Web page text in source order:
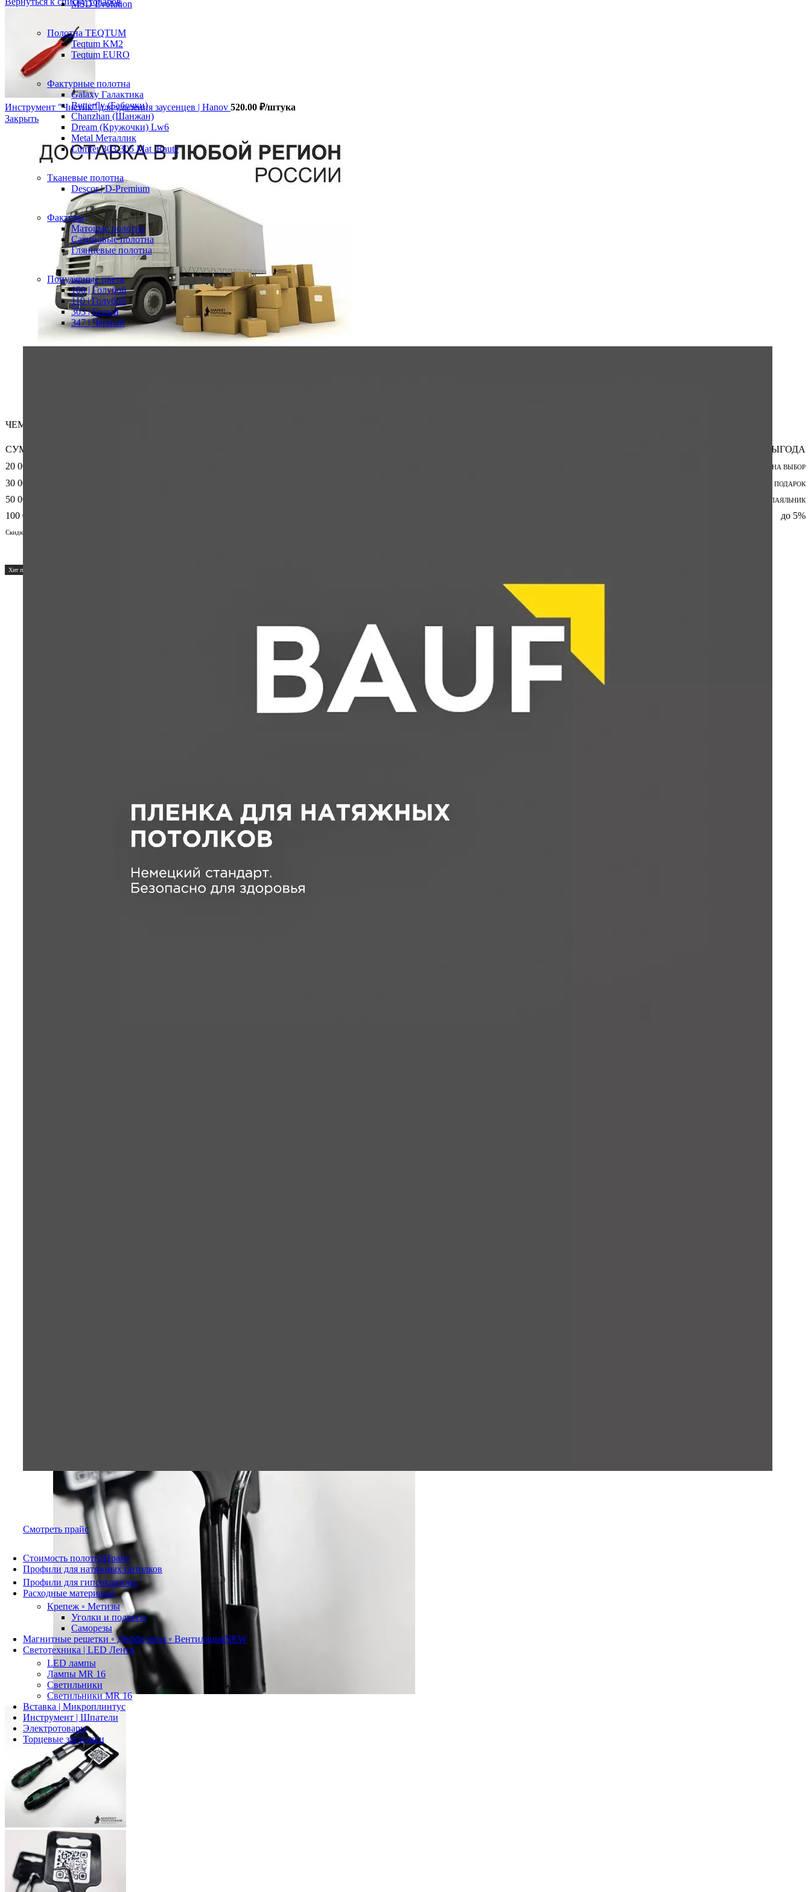
MSD Evolution
Полотна TEQTUM
Teqtum KM2
Teqtum EURO
Фактурные полотна
Galaxy Галактика
Butterfly (Бабочки)
Chanzhan (Шанжан)
Dream (Кружочки) Lw6
Metal Металлик
Lumfer 303-305 Mat_Raute
Тканевые полотна
Descor | D-Premium
Фактуры
Матовые полотна
Сатиновые полотна
Глянцевые полотна
Популярные цвета
100 | Голубой
110 | Голубой
303 | Белый
347 | Чёрный
Смотреть прайс
Стоимость полотнаПрайс
Профили для натяжных потолков
Профили для гипсокартона
Расходные материалы
Крепеж ◦ Метизы
Уголки и подвесы
Саморезы
Магнитные решетки ◦ Диффузоры ◦ ВентиляцияNEW
Светотехника | LED Лента
LED лампы
Лампы MR 16
Светильники
Светильники MR 16
Вставка | Микроплинтус
Инструмент | Шпатели
Электротовары
Торцевые заглушки
Инструмент "Чистик" для удаления заусенцев | Hanov 520.00 ₽/штука
Закрыть
ЧЕМ БОЛЬШЕ — ТЕМ ВЫГОДНЕЕ!
СУММА ЗАКАЗА
ВЫГОДА
20 000
ПОДАРОК НА ВЫБОР
30 000 ШПАТЕЛЬ В ПОДАРОК
50 000 БЕСПРОВОДНОЙ ПАЯЛЬНИК
100 000 до 5%
Скидку выставляет менеджер индивидуально в счете, для получения подарка напишите об этом менеджеру компании.
Хит продаж